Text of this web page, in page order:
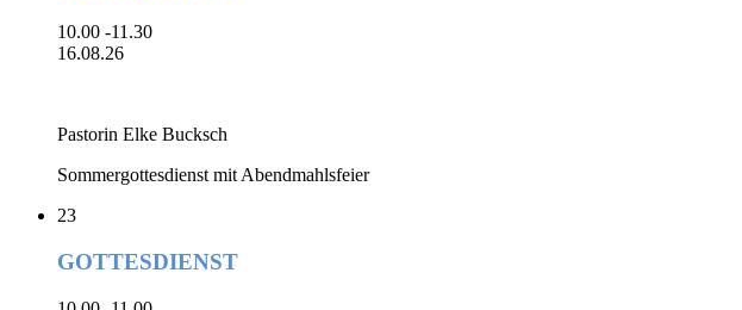
10.00 -11.30
16.08.26
Pastorin Elke Bucksch
Sommergottesdienst mit Abendmahlsfeier
23
GOTTESDIENST